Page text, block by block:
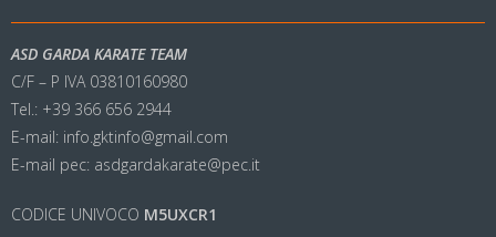
ASD GARDA KARATE TEAM
C/F – P IVA 03810160980
Tel.: +39 366 656 2944
E-mail: info.gktinfo@gmail.com
E-mail pec: asdgardakarate@pec.it
CODICE UNIVOCO M5UXCR1